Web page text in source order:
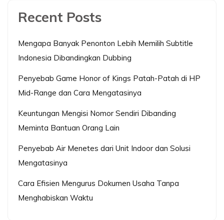
Recent Posts
Mengapa Banyak Penonton Lebih Memilih Subtitle
Indonesia Dibandingkan Dubbing
Penyebab Game Honor of Kings Patah-Patah di HP
Mid-Range dan Cara Mengatasinya
Keuntungan Mengisi Nomor Sendiri Dibanding
Meminta Bantuan Orang Lain
Penyebab Air Menetes dari Unit Indoor dan Solusi
Mengatasinya
Cara Efisien Mengurus Dokumen Usaha Tanpa
Menghabiskan Waktu